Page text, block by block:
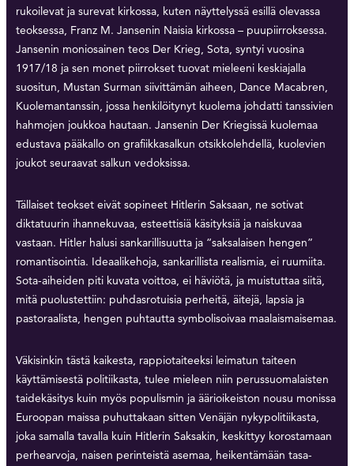
rukoilevat ja surevat kirkossa, kuten näyttelyssä esillä olevassa
teoksessa, Franz M. Jansenin Naisia kirkossa – puupiirroksessa.
Jansenin moniosainen teos Der Krieg, Sota, syntyi vuosina
1917/18 ja sen monet piirrokset tuovat mieleeni keskiajalla
suositun, Mustan Surman siivittämän aiheen, Dance Macabren,
Kuolemantanssin, jossa henkilöitynyt kuolema johdatti tanssivien
hahmojen joukkoa hautaan. Jansenin Der Kriegissä kuolemaa
edustava pääkallo on grafiikkasalkun otsikkolehdellä, kuolevien
joukot seuraavat salkun vedoksissa.
Tällaiset teokset eivät sopineet Hitlerin Saksaan, ne sotivat
diktatuurin ihannekuvaa, esteettisiä käsityksiä ja naiskuvaa
vastaan. Hitler halusi sankarillisuutta ja “saksalaisen hengen”
romantisointia. Ideaalikehoja, sankarillista realismia, ei ruumiita.
Sota-aiheiden piti kuvata voittoa, ei häviötä, ja muistuttaa siitä,
mitä puolustettiin: puhdasrotuisia perheitä, äitejä, lapsia ja
pastoraalista, hengen puhtautta symbolisoivaa maalaismaisemaa.
Väkisinkin tästä kaikesta, rappiotaiteeksi leimatun taiteen
käyttämisestä politiikasta, tulee mieleen niin perussuomalaisten
taidekäsitys kuin myös populismin ja äärioikeiston nousu monissa
Euroopan maissa puhuttakaan sitten Venäjän nykypolitiikasta,
joka samalla tavalla kuin Hitlerin Saksakin, keskittyy korostamaan
perhearvoja, naisen perinteistä asemaa, heikentämään tasa-